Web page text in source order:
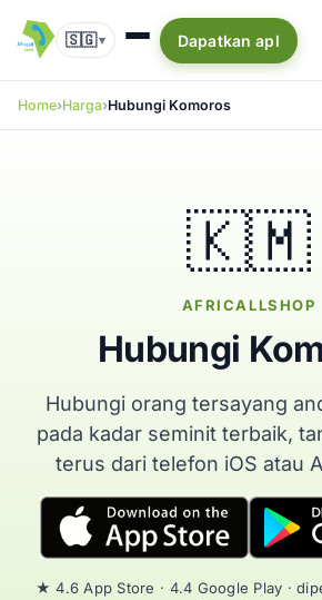
🇸🇬▾ Dapatkan apl
Home Harga Hubungi Komoros
🇰🇲
AFRICALLSHOP
Hubungi
Hubungi orang tersayang
pada kadar seminit terbaik,
terus dari telefon iOS atau
★ 4.6 App Store · 4.4 Google Play ·